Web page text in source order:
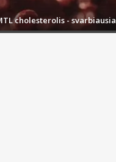
cholesterolis -